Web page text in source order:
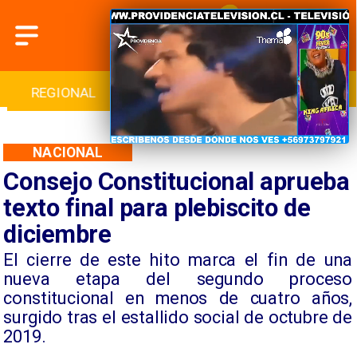
INTERNACIONAL DEPORTES CULTURA
Consejo Constitucional aprueba
texto final para plebiscito de
diciembre
El cierre de este hito marca el fin de una
nueva etapa del segundo proceso
constitucional en menos de cuatro años,
surgido tras el estallido social de octubre de
2019.
NACIONAL